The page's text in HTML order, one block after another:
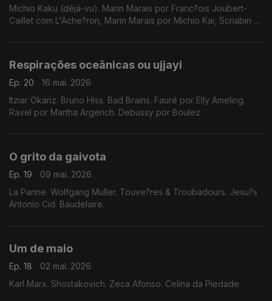
Michio Kaku (déjà-vu). Marin Marais por Franc?ois Joubert-
Caillet com L'Ache?ron, Marin Marais por Michio Kai, Scriabin (o
Respirações oceânicas ou ujjayi
Ep. 20
16 mai. 2026
Itziar Okariz. Bruno Hiss. Bad Brains. Fauré por Elly Ameling.
Ravel por Martha Argerich. Debussy por Boulez
O grito da gaivota
Ep. 19
09 mai. 2026
La Panne. Wolfgang Müller. Touve?res & Troubadours. Jesu?s
Antonio Cid. Baudelaire.
Um de maio
Ep. 18
02 mai. 2026
Karl Marx. Shostakovich. Zeca Afonso. Celina da Piedade.